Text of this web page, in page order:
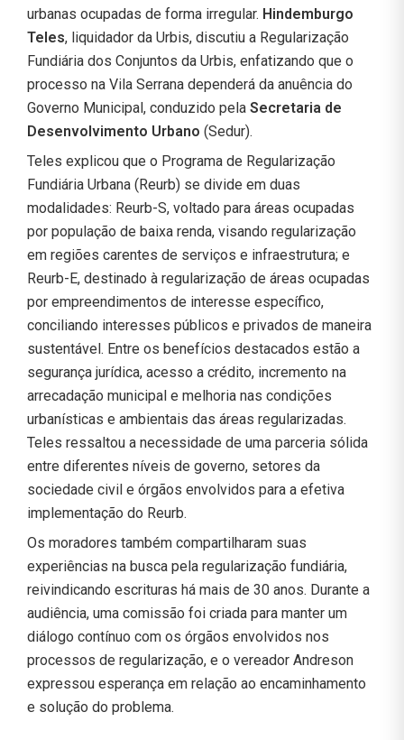
urbanas ocupadas de forma irregular. Hindemburgo
Teles, liquidador da Urbis, discutiu a Regularização
Fundiária dos Conjuntos da Urbis, enfatizando que o
processo na Vila Serrana dependerá da anuência do
Governo Municipal, conduzido pela Secretaria de
Desenvolvimento Urbano (Sedur).
Teles explicou que o Programa de Regularização
Fundiária Urbana (Reurb) se divide em duas
modalidades: Reurb-S, voltado para áreas ocupadas
por população de baixa renda, visando regularização
em regiões carentes de serviços e infraestrutura; e
Reurb-E, destinado à regularização de áreas ocupadas
por empreendimentos de interesse específico,
conciliando interesses públicos e privados de maneira
sustentável. Entre os benefícios destacados estão a
segurança jurídica, acesso a crédito, incremento na
arrecadação municipal e melhoria nas condições
urbanísticas e ambientais das áreas regularizadas.
Teles ressaltou a necessidade de uma parceria sólida
entre diferentes níveis de governo, setores da
sociedade civil e órgãos envolvidos para a efetiva
implementação do Reurb.
Os moradores também compartilharam suas
experiências na busca pela regularização fundiária,
reivindicando escrituras há mais de 30 anos. Durante a
audiência, uma comissão foi criada para manter um
diálogo contínuo com os órgãos envolvidos nos
processos de regularização, e o vereador Andreson
expressou esperança em relação ao encaminhamento
e solução do problema.